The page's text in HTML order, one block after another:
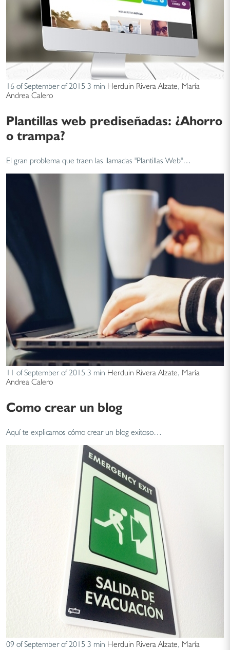
16 of September of 2015 3 min Herduin Rivera Alzate, María
Andrea Calero
Plantillas web prediseñadas: ¿Ahorro
o trampa?
El gran problema que traen las llamadas "Plantillas Web"…
11 of September of 2015 3 min Herduin Rivera Alzate, María
Andrea Calero
Como crear un blog
Aquí te explicamos cómo crear un blog exitoso…
09 of September of 2015 3 min Herduin Rivera Alzate, María